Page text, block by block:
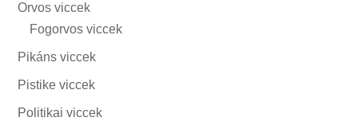
Orvos viccek
Fogorvos viccek
Pikáns viccek
Pistike viccek
Politikai viccek